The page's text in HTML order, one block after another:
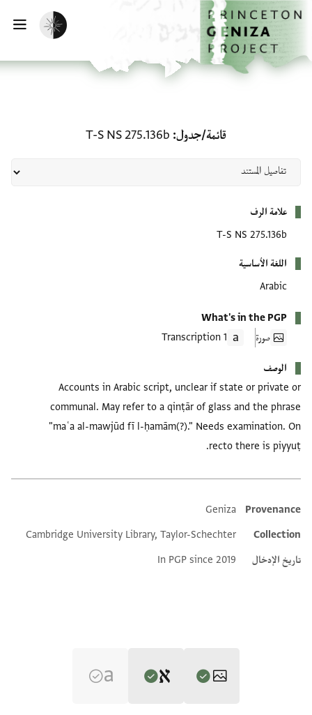
إلى المحتوى الرئيسي
الرئيسية
تفعيل الوضع المظلم
قائمة/جدول T-S NS 275.136b
علامة الرف
T-S NS 275.136b
اللغة الأساسية
Arabic
What's in the PGP
صورة
1 Transcription
الوصف
Accounts in Arabic script, unclear if state or private or
communal. May refer to a qinṭār of glass and the phrase
"maʿa al-mawjūd fī l-ḥamām(?)." Needs examination. On
recto there is piyyuṭ.
Additional metadata
Provenance
Geniza
Collection
Cambridge University Library, Taylor-Schechter
تاريخ الإدخال
In PGP since 2019